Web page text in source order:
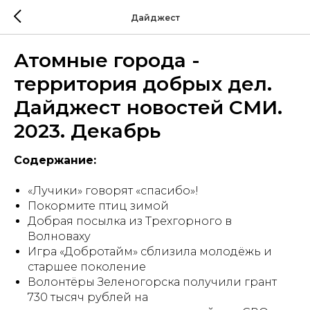
Дайджест
Атомные города -
территория добрых дел.
Дайджест новостей СМИ.
2023. Декабрь
Содержание:
«Лучики» говорят «спасибо»!
Покормите птиц зимой
Добрая посылка из Трехгорного в
Волноваху
Игра «Добротайм» сблизила молодёжь и
старшее поколение
Волонтёры Зеленогорска получили грант
730 тысяч рублей на